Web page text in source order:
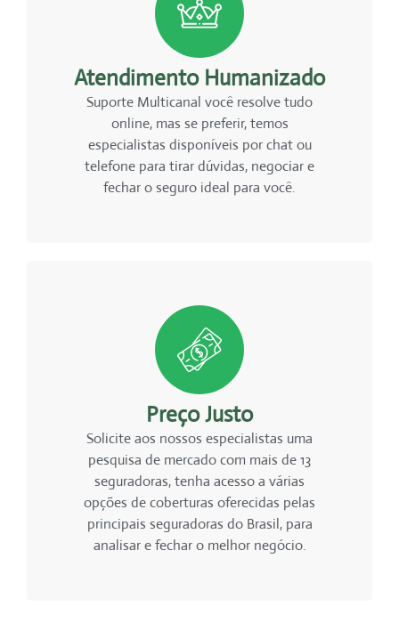
Atendimento Humanizado
Suporte Multicanal você resolve tudo
online, mas se preferir, temos
especialistas disponíveis por chat ou
telefone para tirar dúvidas, negociar e
fechar o seguro ideal para você.
Preço Justo
Solicite aos nossos especialistas uma
pesquisa de mercado com mais de 13
seguradoras, tenha acesso a várias
opções de coberturas oferecidas pelas
principais seguradoras do Brasil, para
analisar e fechar o melhor negócio.